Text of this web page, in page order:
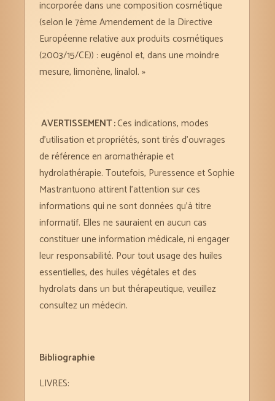
incorporée dans une composition cosmétique
(selon le 7ème Amendement de la Directive
Européenne relative aux produits cosmétiques
(2003/15/CE)) : eugénol et, dans une moindre
mesure, limonène, linalol. »
AVERTISSEMENT:Ces indications, modes
d’utilisation et propriétés, sont tirés d’ouvrages
de référence en aromathérapie et
hydrolathérapie. Toutefois, Puressence et Sophie
Mastrantuono attirent l’attention sur ces
informations qui ne sont données qu’à titre
informatif. Elles ne sauraient en aucun cas
constituer une information médicale, ni engager
leur responsabilité. Pour tout usage des huiles
essentielles, des huiles végétales et des
hydrolats dans un but thérapeutique, veuillez
consultez un médecin.
Bibliographie
LIVRES: